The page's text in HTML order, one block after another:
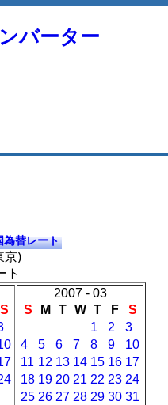
バーター
替レート
京)
ト
S
2007 - 03
S
M T W T F
S
1
2
3
4
5 6 7 8 9
10
11 12 13 14 15 16 17
18 19 20 21 22 23 24
25 26 27 28 29 30 31